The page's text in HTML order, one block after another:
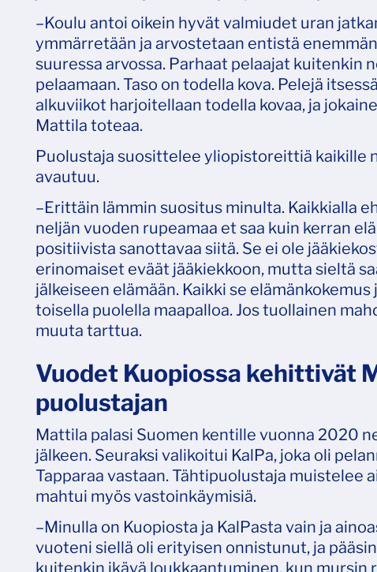
–Koulu antoi oikein hyvät valmiudet uran
ymmärretään ja arvostetaan entistä
suuressa arvossa. Parhaat pelaajat kuitenkin
pelaamaan. Taso on todella kova. Pelejä
alkuviikot harjoitellaan todella kovaa, ja
Mattila toteaa.
Puolustaja suosittelee yliopistoreittiä kaikille
avautuu.
–Erittäin lämmin suositus minulta. Kaikkialla
neljän vuoden rupeamaa et saa kuin kerran
positiivista sanottavaa siitä. Se ei ole
erinomaiset eväät jääkiekkoon, mutta sieltä
jälkeiseen elämään. Kaikki se
toisella puolella maapalloa. Jos tuollainen
muuta tarttua.
Vuodet Kuopiossa kehittivät
puolustajan
Mattila palasi Suomen kentille vuonna 2020
jälkeen. Seuraksi valikoitui KalPa, joka oli
Tapparaa vastaan. Tähtipuolustaja muistelee
mahtui myös vastoinkäymisiä.
–Minulla on Kuopiosta ja KalPasta vain ja
vuoteni siellä oli erityisen onnistunut, ja